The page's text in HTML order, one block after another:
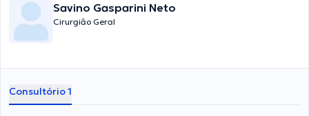
Savino Gasparini Neto
Cirurgião Geral
Consultório 1